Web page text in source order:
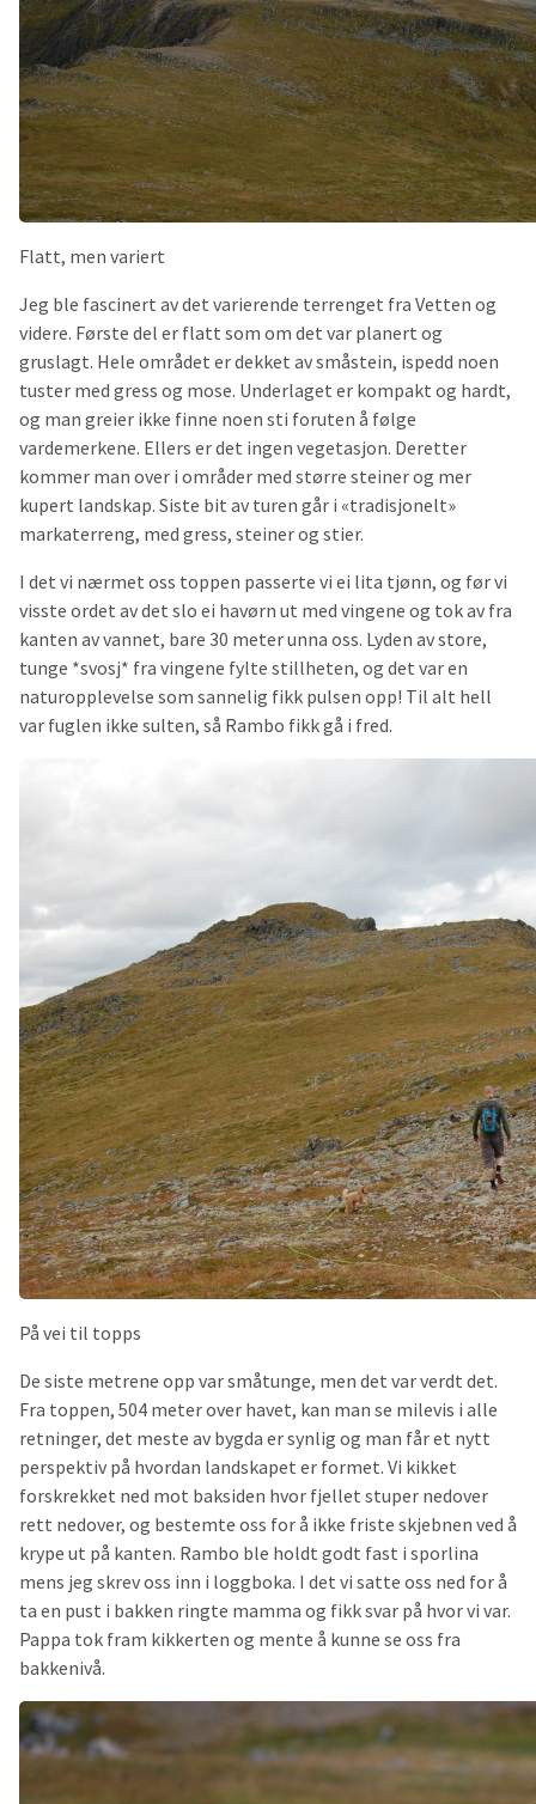
Flatt, men variert
Jeg ble fascinert av det varierende terrenget fra Vetten og
videre. Første del er flatt som om det var planert og
gruslagt. Hele området er dekket av småstein, ispedd noen
tuster med gress og mose. Underlaget er kompakt og hardt,
og man greier ikke finne noen sti foruten å følge
vardemerkene. Ellers er det ingen vegetasjon. Deretter
kommer man over i områder med større steiner og mer
kupert landskap. Siste bit av turen går i «tradisjonelt»
markaterreng, med gress, steiner og stier.
I det vi nærmet oss toppen passerte vi ei lita tjønn, og før vi
visste ordet av det slo ei havørn ut med vingene og tok av fra
kanten av vannet, bare 30 meter unna oss. Lyden av store,
tunge *svosj* fra vingene fylte stillheten, og det var en
naturopplevelse som sannelig fikk pulsen opp! Til alt hell
var fuglen ikke sulten, så Rambo fikk gå i fred.
På vei til topps
De siste metrene opp var småtunge, men det var verdt det.
Fra toppen, 504 meter over havet, kan man se milevis i alle
retninger, det meste av bygda er synlig og man får et nytt
perspektiv på hvordan landskapet er formet. Vi kikket
forskrekket ned mot baksiden hvor fjellet stuper nedover
rett nedover, og bestemte oss for å ikke friste skjebnen ved å
krype ut på kanten. Rambo ble holdt godt fast i sporlina
mens jeg skrev oss inn i loggboka. I det vi satte oss ned for å
ta en pust i bakken ringte mamma og fikk svar på hvor vi var.
Pappa tok fram kikkerten og mente å kunne se oss fra
bakkenivå.